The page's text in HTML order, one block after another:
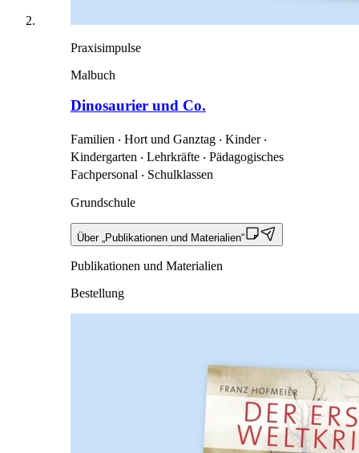
Praxisimpulse
Malbuch
Dinosaurier und Co.
Familien ‧ Hort und Ganztag ‧ Kinder ‧
Kindergarten ‧ Lehrkräfte ‧ Pädagogisches
Fachpersonal ‧ Schulklassen
Grundschule
Über „Publikationen und Materialien“
Publikationen und Materialien
Bestellung